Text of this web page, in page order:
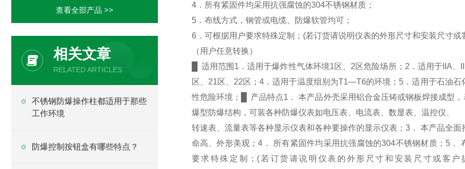
查看全部产品 >>
相关文章
RELATED ARTICLES
不锈钢防爆操作柱都适用于那些
工作环境
防爆控制按钮盒有哪些特点？
4．所有紧固件均采用抗强腐蚀的304不锈钢材质；
5．布线方式，钢管或电缆、防爆软管均可；
6．可根据用户要求特殊定制；(若订货请说明仪表的外形尺寸和安装尺寸或
（用户任意转换）
█ 适用范围1．适用于爆炸性气体环境1区、2区危险场所；2．适用于IIA
区、21区、22区；4．适用于温度组别为T1—T6的环境；5．适用于石油
性危险环境；█ 产品特点1． 本产品外壳采用铝合金压铸或钢板焊接成型
爆型防爆结构，可装各种防爆仪表如电压表、电流表、数显表、温控仪、
转速表、流量表等各种显示仪表和各种要操作的显示仪表；3． 本产品全
命高、外形美观；4． 所有紧固件均采用抗强腐蚀的304不锈钢材质；5．
要求特殊定制；(若订货请说明仪表的外形尺寸和安装尺寸或客户